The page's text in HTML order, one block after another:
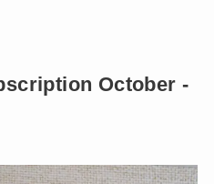
October -